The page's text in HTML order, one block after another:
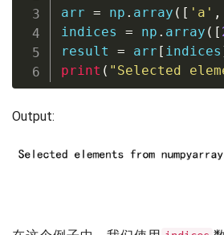
arr = np . array ( [ 'a' ,
indices = np . array ( [
result = arr [ indices
print ( "Selected
Output: